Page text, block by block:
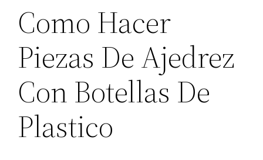
Como Hacer
Piezas De Ajedrez
Con Botellas De
Plastico